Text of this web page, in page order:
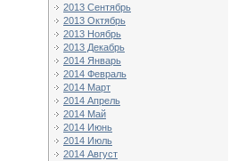
2013 Сентябрь
2013 Октябрь
2013 Ноябрь
2013 Декабрь
2014 Январь
2014 Февраль
2014 Март
2014 Апрель
2014 Май
2014 Июнь
2014 Июль
2014 Август